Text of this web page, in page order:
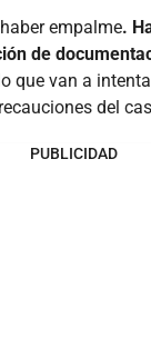
empalme.
de
que van a
del
PUBLICIDAD